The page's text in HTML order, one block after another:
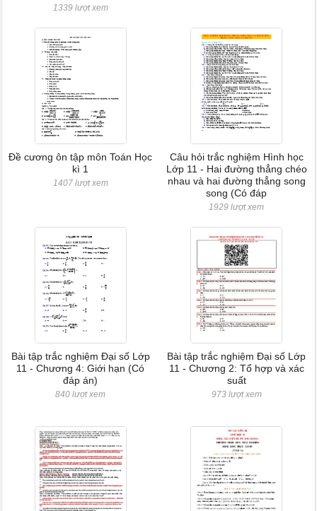
1339 lượt xem
Đề cương ôn tập môn Toán Học
kì 1
1407 lượt xem
Câu hỏi trắc nghiệm Hình học
Lớp 11 - Hai đường thẳng chéo
nhau và hai đường thẳng song
song (Có đáp
1929 lượt xem
Bài tập trắc nghiệm Đại số Lớp
11 - Chương 4: Giới hạn (Có
đáp án)
840 lượt xem
Bài tập trắc nghiệm Đại số Lớp
11 - Chương 2: Tổ hợp và xác
suất
973 lượt xem